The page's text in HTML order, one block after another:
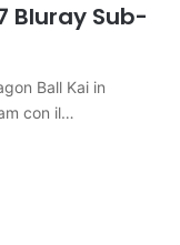
Bluray Sub-
Ball Kai in
con il…